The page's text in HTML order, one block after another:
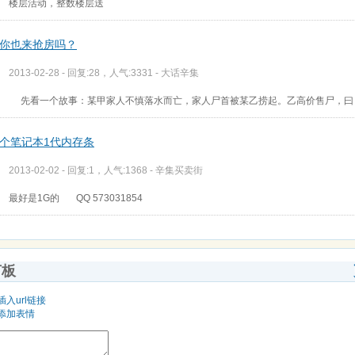
楼层活动，整数楼层送
也来抢房吗？
2013-02-28 - 回复:28，人气:3331 - 大话辛集
先看一个故事：某甲家人不慎落水而亡，家人尸首被某乙捞起。乙高价售尸，曰
笔记本1代内存条
2013-02-02 - 回复:1，人气:1368 - 辛集买卖街
最好是1G的 QQ 573031854
入url链接
加表情